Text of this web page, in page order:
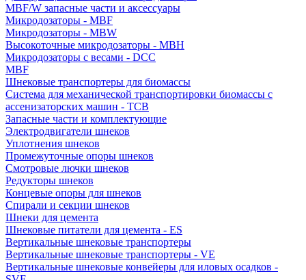
MBF/W запасные части и аксессуары
Микродозаторы - MBF
Микродозаторы - MBW
Высокоточные микродозаторы - MBH
Микродозаторы с весами - DCC
MBF
Шнековые транспортеры для биомассы
Система для механической транспортировки биомассы с
ассенизаторских машин - TCB
Запасные части и комплектующие
Электродвигатели шнеков
Уплотнения шнеков
Промежуточные опоры шнеков
Смотровые лючки шнеков
Редукторы шнеков
Концевые опоры для шнеков
Спирали и секции шнеков
Шнеки для цемента
Шнековые питатели для цемента - ES
Вертикальные шнековые транспортеры
Вертикальные шнековые транспортеры - VE
Вертикальные шнековые конвейеры для иловых осадков -